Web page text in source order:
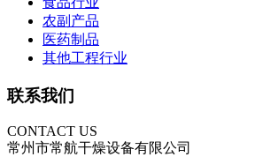
农副产品
医药制品
其他工程行业
联系我们
CONTACT US
常州市常航干燥设备有限公司